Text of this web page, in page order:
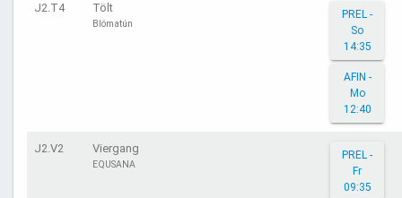
J2.T4 Tölt
Blómatún
PREL -
So
14:35
AFIN -
Mo
12:40
J2.V2 Viergang
EQUSANA
PREL -
Fr
09:35